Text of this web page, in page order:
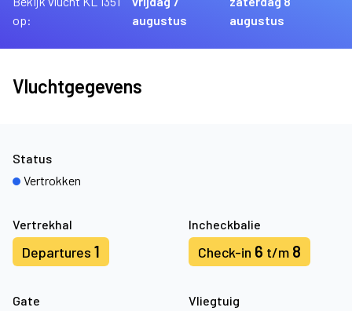
op:
augustus
augustus
Vluchtgegevens
Vertrekhal
Departures 1
Incheckbalie
Check-in 6 t/m 8
Gate
Vliegtuig
Status
Vertrokken